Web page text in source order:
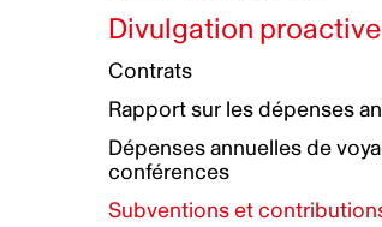
Plan d’action pour la
Plan d'équité, de
d'inclusion et
Boîte à outils pour le récit
Collecte de données et
Plan d'accessibilité
Divulgation proactive
Contrats
Rapport sur les dépenses
Dépenses annuelles de
conférences
Subventions et